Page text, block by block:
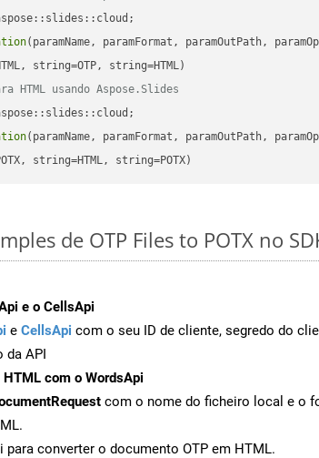
(paramName, paramFormat, paramOutPath,
HTML usando Aspose.Slides
(paramName, paramFormat, paramOutPath,
string=HTML, string=POTX)
de OTP Files to POTX no
e o CellsApi
e CellsApi com o seu ID de cliente, segredo do
da API
com o WordsApi
com o nome do ficheiro local e o
para converter o documento OTP em HTML.